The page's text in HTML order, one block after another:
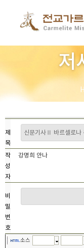
저
제
목
작
성
자
강명희 안나
비
밀
번
호
소스